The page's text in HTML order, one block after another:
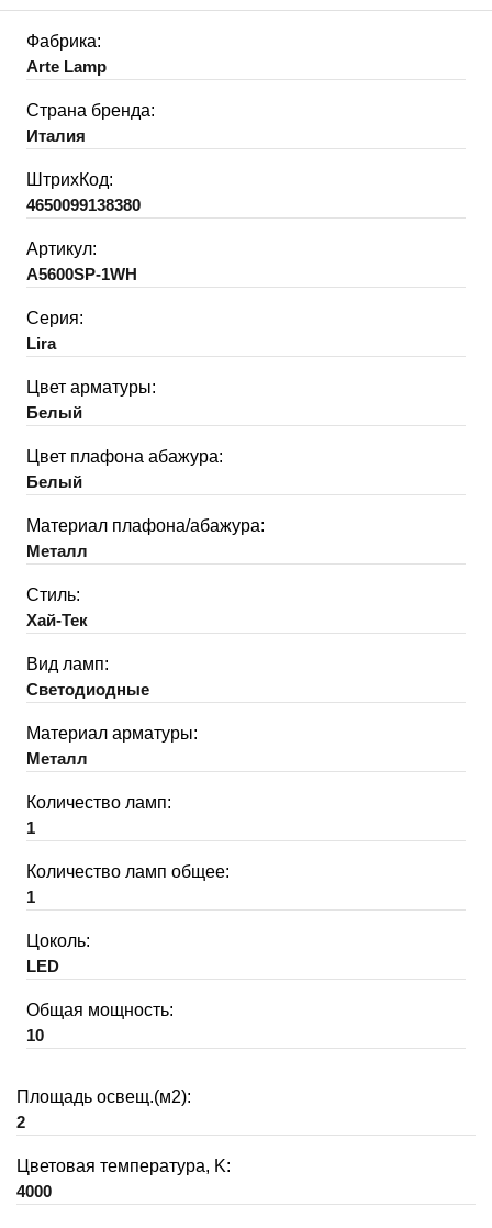
Фабрика:
Arte Lamp
Страна бренда:
Италия
ШтрихКод:
4650099138380
Артикул:
A5600SP-1WH
Серия:
Lira
Цвет арматуры:
Белый
Цвет плафона абажура:
Белый
Материал плафона/абажура:
Металл
Стиль:
Хай-Тек
Вид ламп:
Светодиодные
Материал арматуры:
Металл
Количество ламп:
1
Количество ламп общее:
1
Цоколь:
LED
Общая мощность:
10
Площадь освещ.(м2):
2
Цветовая температура, K:
4000